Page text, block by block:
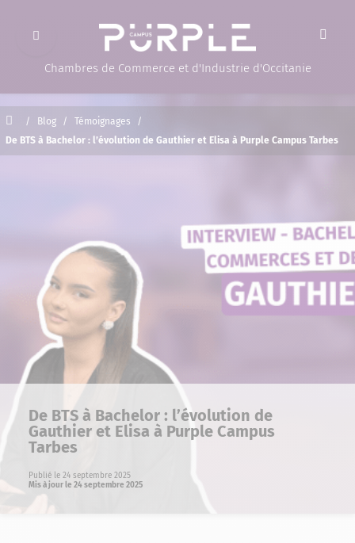
Ouvrir le menu
Chambres de Commerce et d'Industrie d'Occitanie
Accueil
/ Blog / Témoignages
/
De BTS à Bachelor : l’évolution de Gauthier et Elisa à Purple Campus Tarbes
De BTS à Bachelor : l’évolution de
Gauthier et Elisa à Purple Campus
Tarbes
Publié le 24 septembre 2025
Mis à jour le 24 septembre 2025